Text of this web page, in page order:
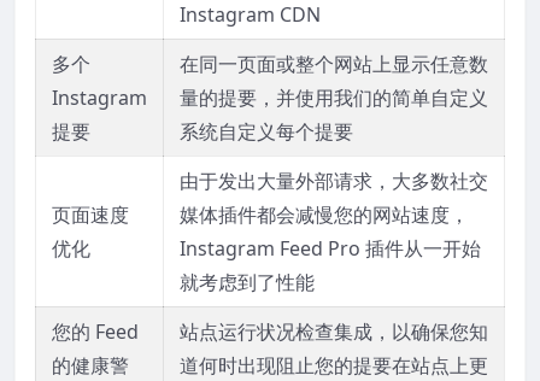
Instagram CDN
多个
Instagram
提要
在同一页面或整个网站上显示任意数
量的提要，并使用我们的简单自定义
系统自定义每个提要
页面速度
优化
由于发出大量外部请求，大多数社交
媒体插件都会减慢您的网站速度，
Instagram Feed Pro 插件从一开始
就考虑到了性能
您的 Feed
的健康警
站点运行状况检查集成，以确保您知
道何时出现阻止您的提要在站点上更